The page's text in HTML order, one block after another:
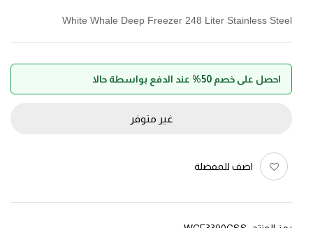
White Whale Deep Freezer 248 Liter Stainless Steel
احصل على خصم 50% عند الدفع بواسطة حالا
غير متوفر
اضف للمفضلة